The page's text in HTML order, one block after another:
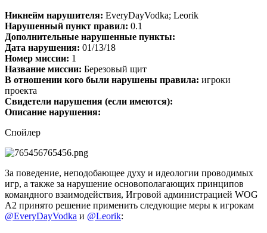
Никнейм нарушителя: EveryDayVodka; Leorik
Нарушенный пункт правил: 0.1
Дополнительные нарушенные пункты:
Дата нарушения: 01/13/18
Номер миссии: 1
Название миссии: Березовый щит
В отношении кого были нарушены правила: игроки
проекта
Свидетели нарушения (если имеются):
Описание нарушения:
Спойлер
За поведение, неподобающее духу и идеологии проводимых
игр, а также за нарушение основополагающих принципов
командного взаимодействия, Игровой администрацией WOG
A2 принято решение применить следующие меры к игрокам
@EveryDayVodka и @Leorik: